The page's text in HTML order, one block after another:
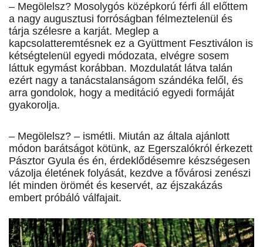
– Megölelsz? Mosolygós középkorú férfi áll előttem
a nagy augusztusi forróságban félmeztelenül és
tárja szélesre a karját. Meglep a
kapcsolatteremtésnek ez a Gyüttment Fesztiválon is
kétségtelenül egyedi módozata, elvégre sosem
láttuk egymást korábban. Mozdulatát látva talán
ezért nagy a tanácstalanságom szándéka felől, és
arra gondolok, hogy a meditáció egyedi formáját
gyakorolja.
– Megölelsz? – ismétli. Miután az általa ajánlott
módon barátságot kötünk, az Egerszalókról érkezett
Pásztor Gyula és én, érdeklődésemre készségesen
vázolja életének folyását, kezdve a fővárosi zenészi
lét minden örömét és keservét, az éjszakázás
embert próbáló válfajait.